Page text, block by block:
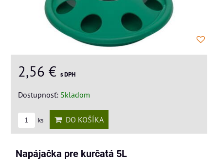
2,56 € s DPH
Dostupnosť: Skladom
ks DO KOŠÍKA
Napájačka pre kurčatá 5L